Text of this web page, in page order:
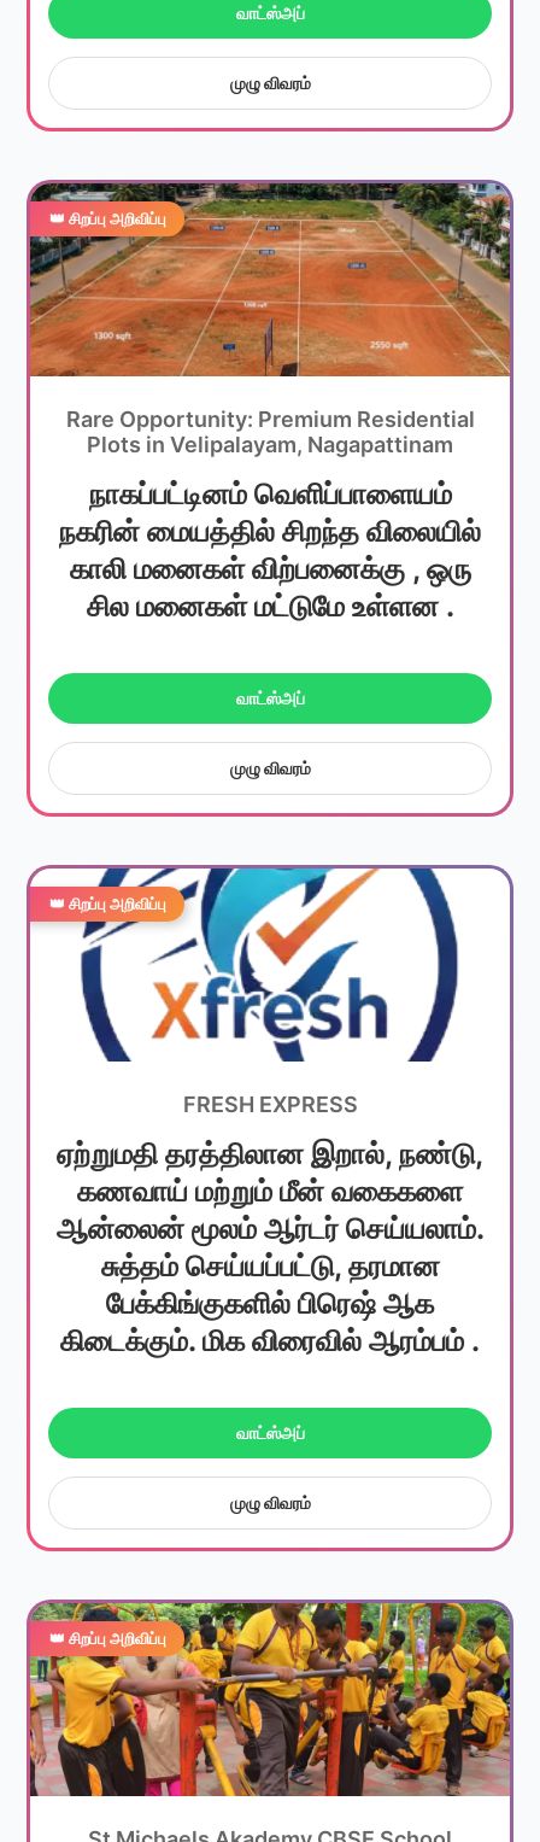
வாட்ஸ்அப்
முழு விவரம்
👑 சிறப்பு அறிவிப்பு
Rare Opportunity: Premium Residential
Plots in Velipalayam, Nagapattinam
நாகப்பட்டினம் வெளிப்பாளையம்
நகரின் மையத்தில் சிறந்த விலையில்
காலி மனைகள் விற்பனைக்கு , ஒரு
சில மனைகள் மட்டுமே உள்ளன .
வாட்ஸ்அப்
முழு விவரம்
👑 சிறப்பு அறிவிப்பு
FRESH EXPRESS
ஏற்றுமதி தரத்திலான இறால், நண்டு,
கணவாய் மற்றும் மீன் வகைகளை
ஆன்லைன் மூலம் ஆர்டர் செய்யலாம்.
சுத்தம் செய்யப்பட்டு, தரமான
பேக்கிங்குகளில் பிரெஷ் ஆக
கிடைக்கும். மிக விரைவில் ஆரம்பம் .
வாட்ஸ்அப்
முழு விவரம்
👑 சிறப்பு அறிவிப்பு